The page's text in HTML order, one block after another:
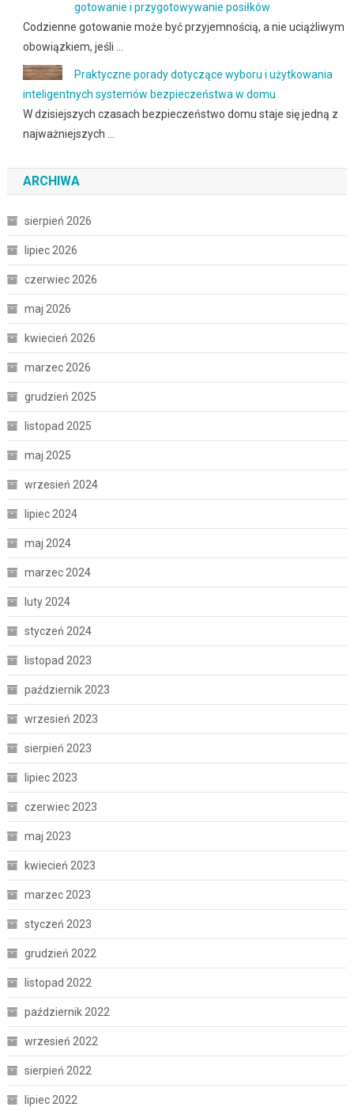
gotowanie i przygotowywanie posiłków
Codzienne gotowanie może być przyjemnością, a nie uciążliwym
obowiązkiem, jeśli …
Praktyczne porady dotyczące wyboru i użytkowania
inteligentnych systemów bezpieczeństwa w domu
W dzisiejszych czasach bezpieczeństwo domu staje się jedną z
najważniejszych …
ARCHIWA
sierpień 2026
lipiec 2026
czerwiec 2026
maj 2026
kwiecień 2026
marzec 2026
grudzień 2025
listopad 2025
maj 2025
wrzesień 2024
lipiec 2024
maj 2024
marzec 2024
luty 2024
styczeń 2024
listopad 2023
październik 2023
wrzesień 2023
sierpień 2023
lipiec 2023
czerwiec 2023
maj 2023
kwiecień 2023
marzec 2023
styczeń 2023
grudzień 2022
listopad 2022
październik 2022
wrzesień 2022
sierpień 2022
lipiec 2022